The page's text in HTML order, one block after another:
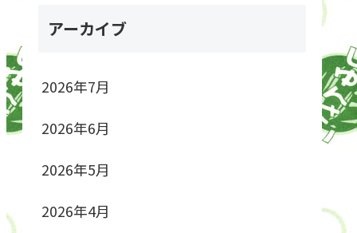
アーカイブ
2026年7月
2026年6月
2026年5月
2026年4月